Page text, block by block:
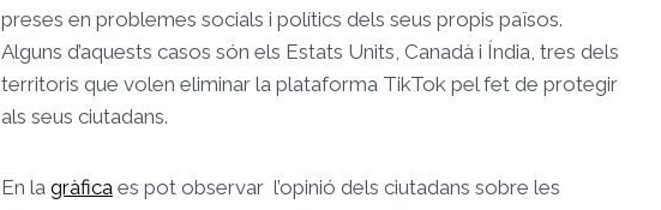
preses en problemes socials i polítics dels seus propis països.
Alguns d’aquests casos són els Estats Units, Canadà i Índia, tres dels
territoris que volen eliminar la plataforma TikTok pel fet de protegir
als seus ciutadans.
En la gràfica es pot observar l’opinió dels ciutadans sobre les